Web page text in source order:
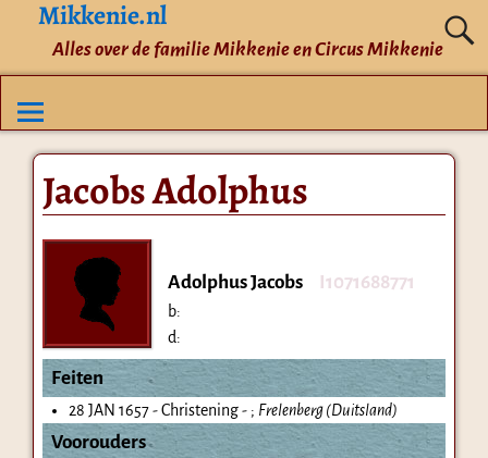
Mikkenie.nl
Alles over de familie Mikkenie en Circus Mikkenie
Jacobs Adolphus
Adolphus Jacobs I1071688771
b:
d:
Feiten
28 JAN 1657 - Christening - ; Frelenberg (Duitsland)
Voorouders